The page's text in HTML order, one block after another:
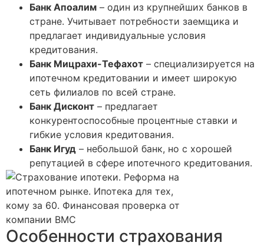
Банк Апоалим – один из крупнейших банков в
стране. Учитывает потребности заемщика и
предлагает индивидуальные условия
кредитования.
Банк Мицрахи-Тефахот – специализируется на
ипотечном кредитовании и имеет широкую
сеть филиалов по всей стране.
Банк Дисконт – предлагает
конкурентоспособные процентные ставки и
гибкие условия кредитования.
Банк Игуд – небольшой банк, но с хорошей
репутацией в сфере ипотечного кредитования.
Особенности страхования